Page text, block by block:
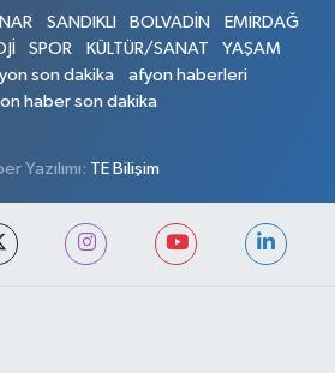
SANDIKLI BOLVADİN
EMİRDAĞ
SPOR KÜLTÜR/SANAT
YAŞAM
son dakika
afyon haberleri
haber son dakika
Yazılımı: TE Bilişim